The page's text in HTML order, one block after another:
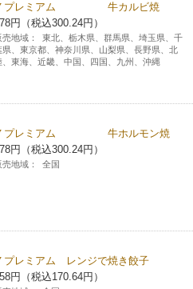
プレミアム 牛カルビ焼
円（税込300.24円）
売地域：
東北、栃木県、群馬県、埼玉県、千
県、東京都、神奈川県、山梨県、長野県、北
、東海、近畿、中国、四国、九州、沖縄
プレミアム 牛ホルモン焼
円（税込300.24円）
売地域： 全国
プレミアム レンジで焼き餃子
円（税込170.64円）